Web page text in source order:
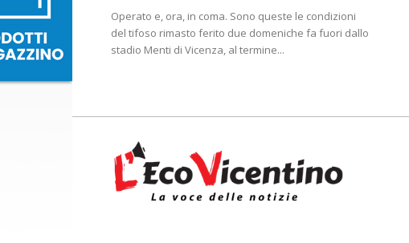
Operato e, ora, in coma. Sono queste le condizioni
del tifoso rimasto ferito due domeniche fa fuori dallo
stadio Menti di Vicenza, al termine...